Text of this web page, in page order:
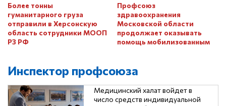
Более тонны
гуманитарного груза
отправили в Херсонскую
область сотрудники МООП
РЗ РФ
Профсоюз
здравоохранения
Московской области
продолжает оказывать
помощь мобилизованным
Инспектор профсоюза
Медицинский халат войдет в
число средств индивидуальной